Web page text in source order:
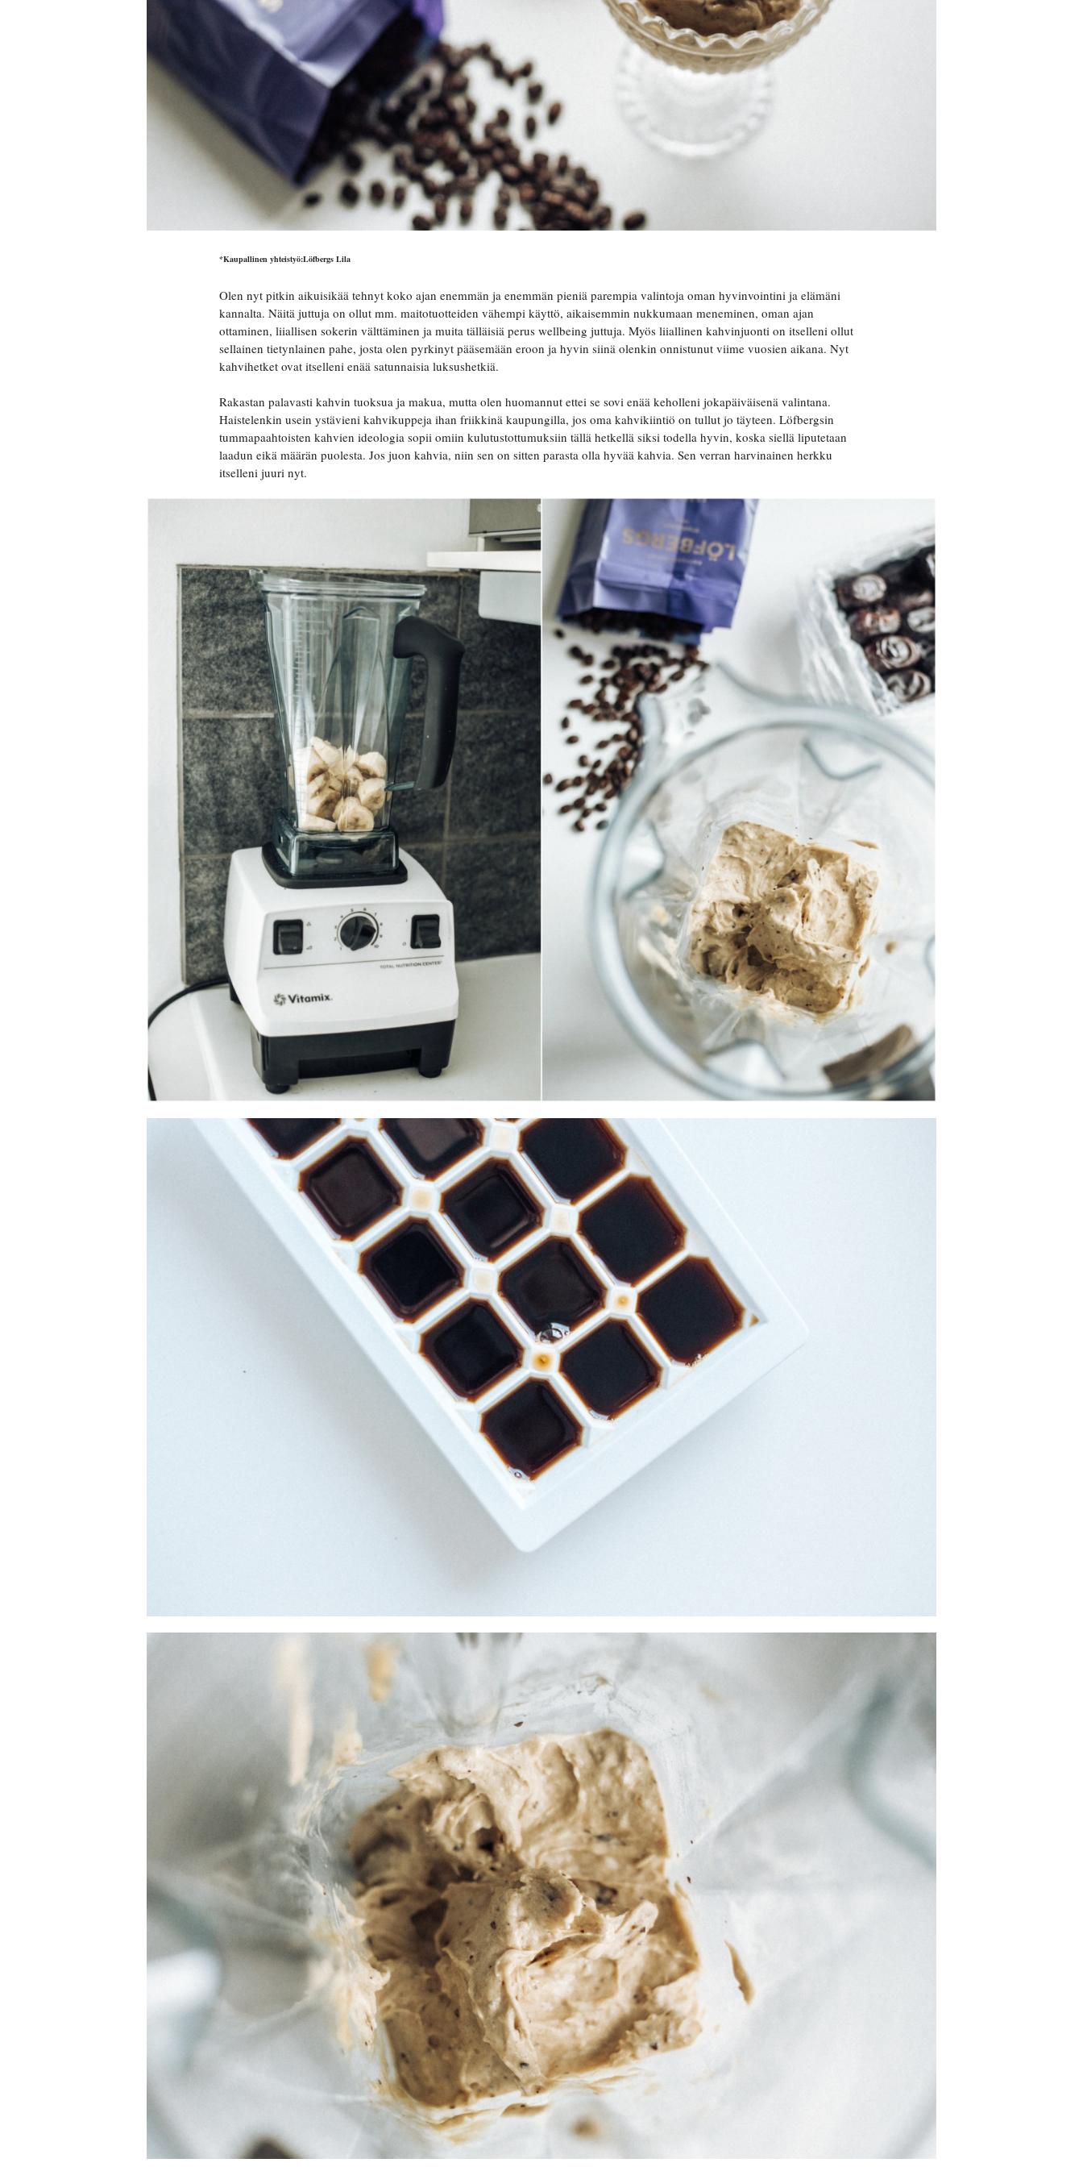
*Kaupallinen yhteistyö:Löfbergs Lila
Olen nyt pitkin aikuisikää tehnyt koko ajan enemmän ja enemmän pieniä parempia valintoja oman hyvinvointini ja elämäni
kannalta. Näitä juttuja on ollut mm. maitotuotteiden vähempi käyttö, aikaisemmin nukkumaan meneminen, oman ajan
ottaminen, liiallisen sokerin välttäminen ja muita tälläisiä perus wellbeing juttuja. Myös liiallinen kahvinjuonti on itselleni ollut
sellainen tietynlainen pahe, josta olen pyrkinyt pääsemään eroon ja hyvin siinä olenkin onnistunut viime vuosien aikana. Nyt
kahvihetket ovat itselleni enää satunnaisia luksushetkiä.
Rakastan palavasti kahvin tuoksua ja makua, mutta olen huomannut ettei se sovi enää keholleni jokapäiväisenä valintana.
Haistelenkin usein ystävieni kahvikuppeja ihan friikkinä kaupungilla, jos oma kahvikiintiö on tullut jo täyteen. Löfbergsin
tummapaahtoisten kahvien ideologia sopii omiin kulutustottumuksiin tällä hetkellä siksi todella hyvin, koska siellä liputetaan
laadun eikä määrän puolesta. Jos juon kahvia, niin sen on sitten parasta olla hyvää kahvia. Sen verran harvinainen herkku
itselleni juuri nyt.